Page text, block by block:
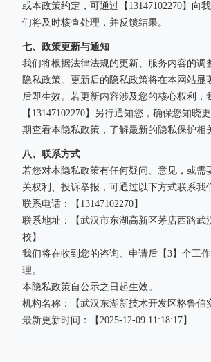
或本政策约定，可通过【13147102270】向
们将及时核查处理，并反馈结果。
七、政策更新与通知
我们将根据法律法规的更新、服务内容的调
隐私政策。更新后的隐私政策将在本网站显
后即生效。若更新内容涉及您的核心权利，
【13147102270】另行通知您，确保您知晓
期查看本隐私政策，了解最新的隐私保护相
八、联系方式
若您对本隐私政策有任何疑问、意见，或需
关权利、投诉举报，可通过以下方式联系我
联系电话：【13147102270】
联系地址：【武汉市东湖高新区茅店西路武
校】
我们将在收到您的咨询、申请后【3】个工
理。
本隐私政策自公示之日起生效。
机构名称：【武汉东湖新技术开发区格鲁伯
最新更新时间：【2025-12-09 11:18:17】